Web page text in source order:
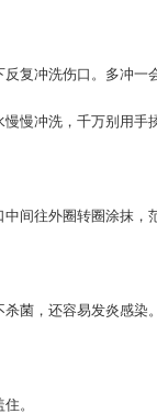
复冲洗伤口。多冲
慢冲洗，千万别用手
间往外圈转圈涂抹
菌，还容易发炎感染
。